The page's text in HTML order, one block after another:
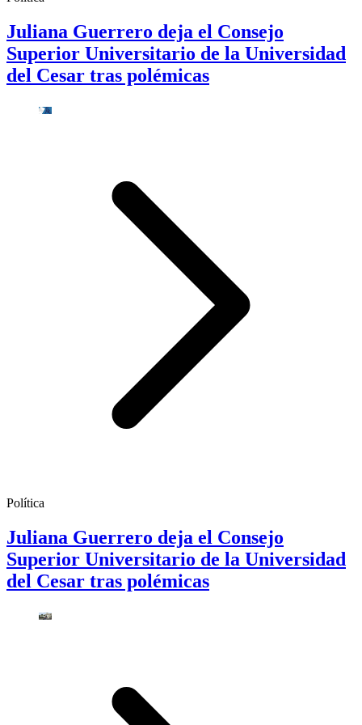
Juliana Guerrero deja el Consejo
Superior Universitario de la Universidad
del Cesar tras polémicas
Política
Juliana Guerrero deja el Consejo
Superior Universitario de la Universidad
del Cesar tras polémicas